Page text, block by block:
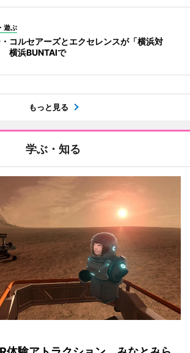
遊ぶ
コルセアーズとエクセレンスが「横浜対
横浜BUNTAIで
もっと見る
学ぶ・知る